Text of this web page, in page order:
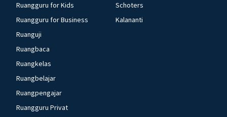
Ruangguru for Kids
Ruangguru for Business
Ruanguji
Ruangbaca
Ruangkelas
Ruangbelajar
Ruangpengajar
Ruangguru Privat
Schoters
Kalananti